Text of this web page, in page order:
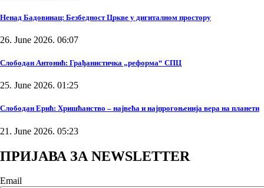
Ненад Бадовинац: Безбедност Цркве у дигиталном простору
26. June 2026. 06:07
Слободан Антонић: Грађанистичка „реформа“ СПЦ
25. June 2026. 01:25
Слободан Ерић: Хришћанство – највећа и најпрогоњенија вера на планети
21. June 2026. 05:23
ПРИЈАВА ЗА NEWSLETTER
Email